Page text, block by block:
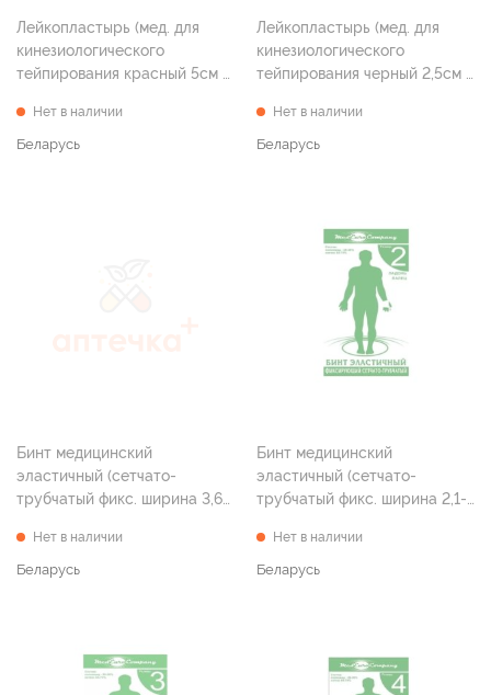
Лейкопластырь (мед. для
кинезиологического
тейпирования красный 5см х
Нет в наличии
Беларусь
Лейкопластырь (мед. для
кинезиологического
тейпирования черный 2,5см х
Нет в наличии
Беларусь
Бинт медицинский
эластичный (сетчато-
трубчатый фикс. ширина 3,6-
Нет в наличии
Беларусь
Бинт медицинский
эластичный (сетчато-
трубчатый фикс. ширина 2,1-
Нет в наличии
Беларусь